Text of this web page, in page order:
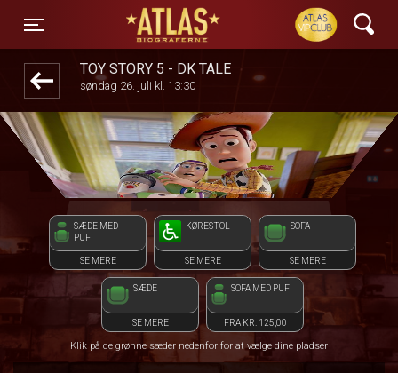
Toggle navigation
ATLAS Biograferne
TOY STORY 5 - DK TALE
søndag 26. juli kl. 13:30
SÆDE MED
PUF
SE MERE
KØRESTOL
SE MERE
SOFA
SE MERE
SÆDE
SE MERE
SOFA MED PUF
FRA KR. 125,00
Klik på de grønne sæder nedenfor for at vælge dine pladser
front05-temp 083740